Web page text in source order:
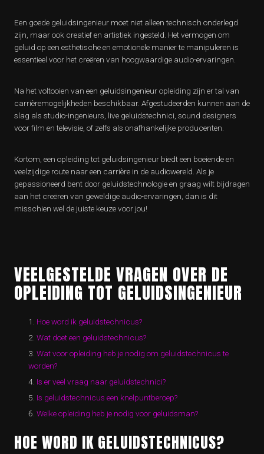
Een goede geluidsingenieur moet niet alleen technisch onderlegd
zijn, maar ook creatief en artistiek ingesteld. Het vermogen om
geluid op een esthetische en emotionele manier te manipuleren is
essentieel voor het creëren van hoogwaardige audio-ervaringen.
Na het voltooien van een geluidsingenieur opleiding zijn er tal van
carrièremogelijkheden beschikbaar. Afgestudeerden kunnen aan de
slag als studio-ingenieurs, live geluidstechnici, sound designers
voor film en televisie, of zelfs als onafhankelijke producenten.
Kortom, een opleiding tot geluidsingenieur biedt een boeiende en
veelzijdige route naar een carrière in de audiowereld. Als je
gepassioneerd bent door geluidstechnologie en graag wilt bijdragen
aan het creëren van geweldige audio-ervaringen, dan is dit
misschien wel de juiste keuze voor jou!
VEELGESTELDE VRAGEN OVER DE
OPLEIDING TOT GELUIDSINGENIEUR
Hoe word ik geluidstechnicus?
Wat doet een geluidstechnicus?
Wat voor opleiding heb je nodig om geluidstechnicus te
worden?
Is er veel vraag naar geluidstechnici?
Is geluidstechnicus een knelpuntberoep?
Welke opleiding heb je nodig voor geluidsman?
HOE WORD IK GELUIDSTECHNICUS?